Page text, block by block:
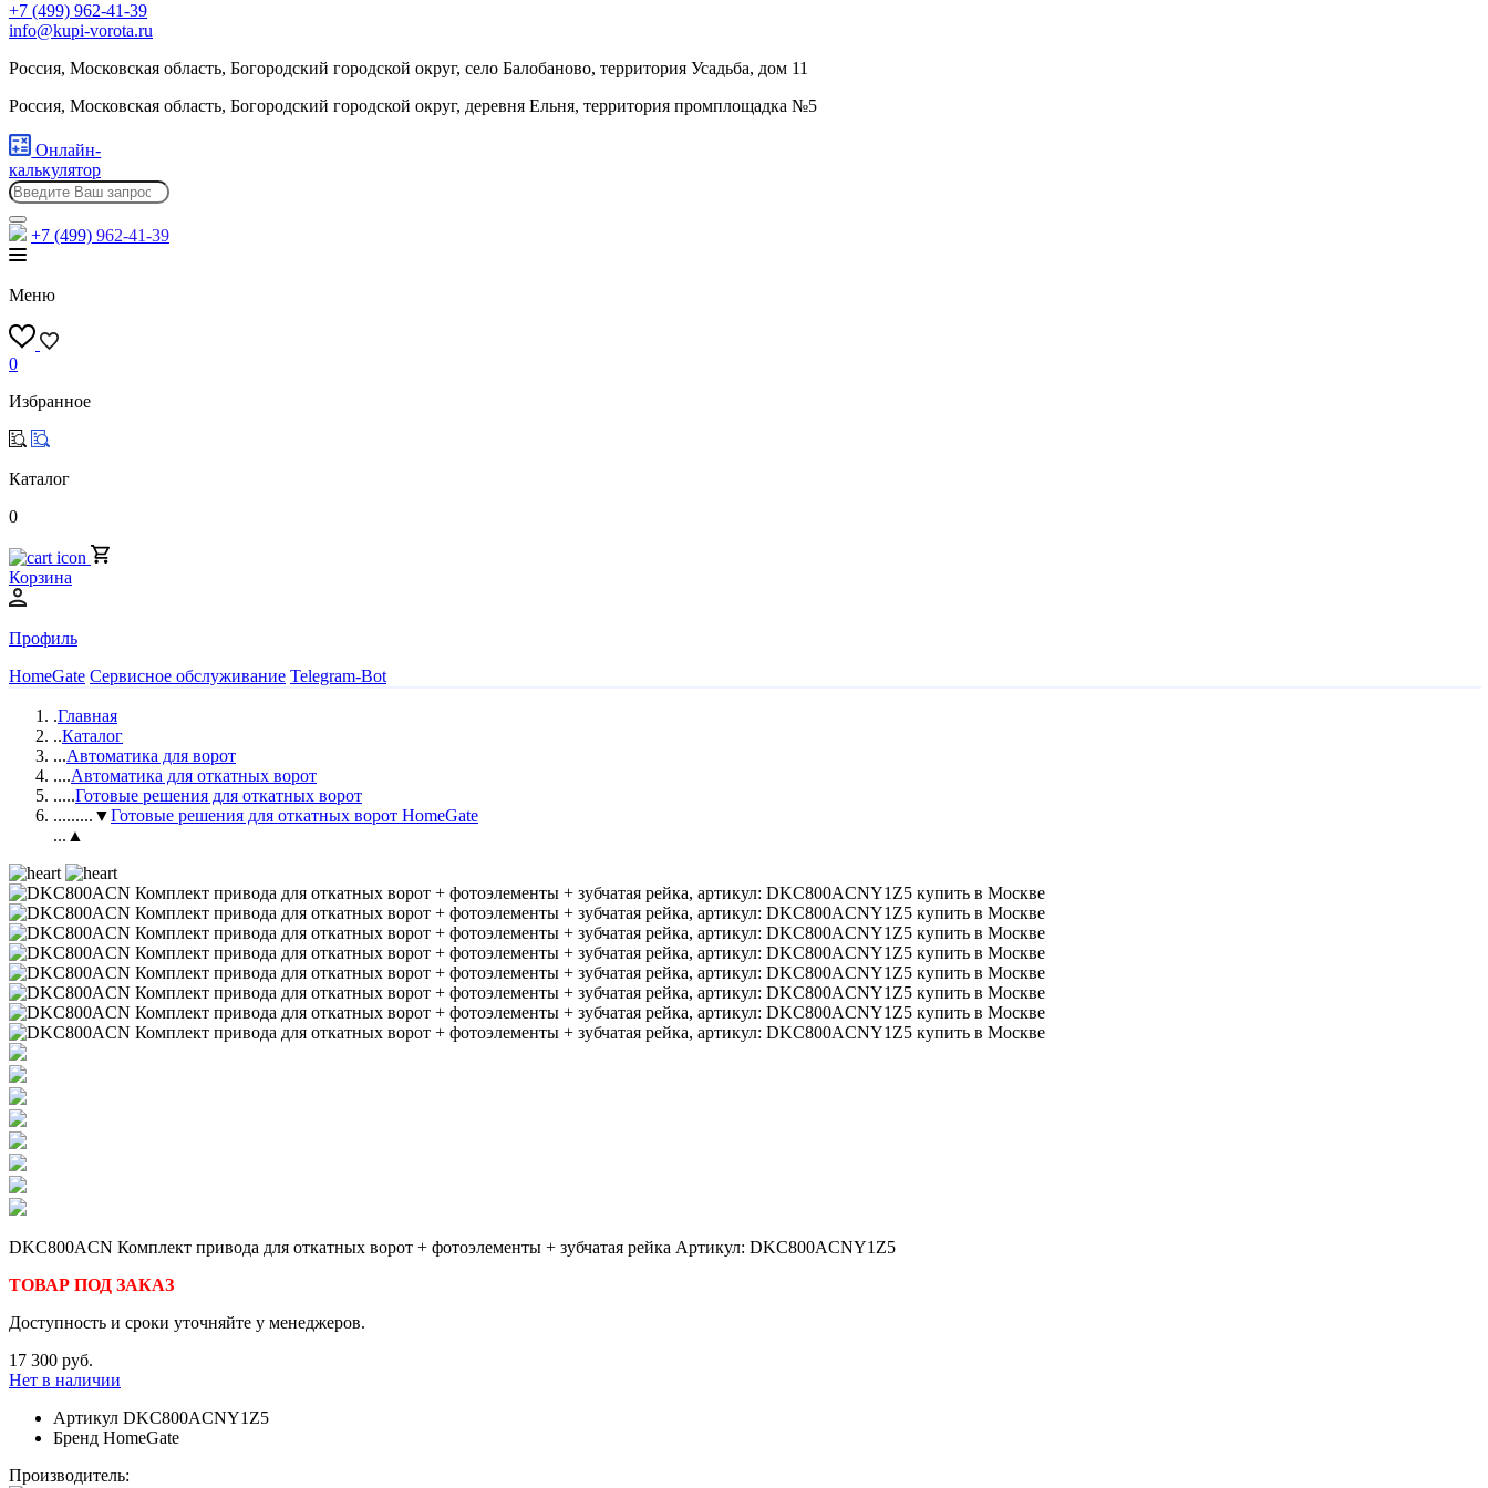
+7 (499) 962-41-39
info@kupi-vorota.ru
Россия, Московская область, Богородский городской округ, село Балобаново, территория Усадьба, дом 11
Россия, Московская область, Богородский городской округ, деревня Ельня, территория промплощадка №5
Онлайн-
калькулятор
+7 (499) 962-41-39
Меню
0
Избранное
Каталог
0
Корзина
Профиль
HomeGate Сервисное обслуживание Telegram-Bot
.Главная
..Каталог
...Автоматика для ворот
....Автоматика для откатных ворот
.....Готовые решения для откатных ворот
.........▼Готовые решения для откатных ворот HomeGate
...▲
DKC800ACN Комплект привода для откатных ворот + фотоэлементы + зубчатая рейка Артикул: DKC800ACNY1Z5
ТОВАР ПОД ЗАКАЗ
Доступность и сроки уточняйте у менеджеров.
17 300 руб.
Нет в наличии
Артикул DKC800ACNY1Z5
Бренд HomeGate
Производитель: